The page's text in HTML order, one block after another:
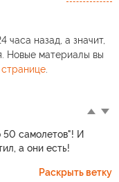
часа назад, а значит,
Новые материалы вы
странице.
50 самолетов"! И
а они есть!
Раскрыть ветку